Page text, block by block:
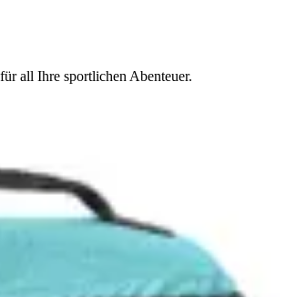
all Ihre sportlichen Abenteuer.